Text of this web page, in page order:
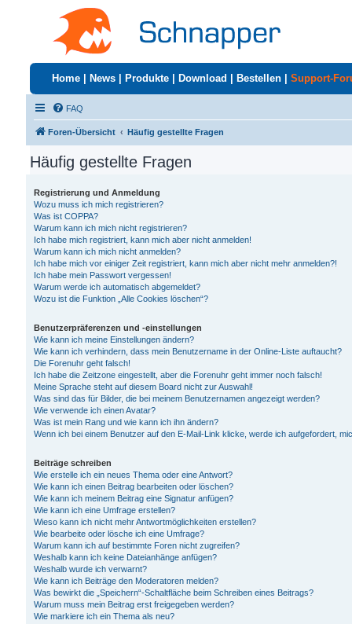
Home News Produkte Download Bestellen Support-
FAQ
Foren-Übersicht Häufig gestellte Fragen
Häufig gestellte Fragen
Registrierung und Anmeldung
Wozu muss ich mich registrieren?
Was ist COPPA?
Warum kann ich mich nicht registrieren?
Ich habe mich registriert, kann mich aber nicht anmelden!
Warum kann ich mich nicht anmelden?
Ich habe mich vor einiger Zeit registriert, kann mich aber nicht mehr anmelden?!
Ich habe mein Passwort vergessen!
Warum werde ich automatisch abgemeldet?
Wozu ist die Funktion „Alle Cookies löschen“?
Benutzerpräferenzen und -einstellungen
Wie kann ich meine Einstellungen ändern?
Wie kann ich verhindern, dass mein Benutzername in der Online-Liste auftaucht?
Die Forenuhr geht falsch!
Ich habe die Zeitzone eingestellt, aber die Forenuhr geht immer noch falsch!
Meine Sprache steht auf diesem Board nicht zur Auswahl!
Was sind das für Bilder, die bei meinem Benutzernamen angezeigt werden?
Wie verwende ich einen Avatar?
Was ist mein Rang und wie kann ich ihn ändern?
Wenn ich bei einem Benutzer auf den E-Mail-Link klicke, werde ich aufgefordert,
Beiträge schreiben
Wie erstelle ich ein neues Thema oder eine Antwort?
Wie kann ich einen Beitrag bearbeiten oder löschen?
Wie kann ich meinem Beitrag eine Signatur anfügen?
Wie kann ich eine Umfrage erstellen?
Wieso kann ich nicht mehr Antwortmöglichkeiten erstellen?
Wie bearbeite oder lösche ich eine Umfrage?
Warum kann ich auf bestimmte Foren nicht zugreifen?
Weshalb kann ich keine Dateianhänge anfügen?
Weshalb wurde ich verwarnt?
Wie kann ich Beiträge den Moderatoren melden?
Was bewirkt die „Speichern“-Schaltfläche beim Schreiben eines Beitrags?
Warum muss mein Beitrag erst freigegeben werden?
Wie markiere ich ein Thema als neu?